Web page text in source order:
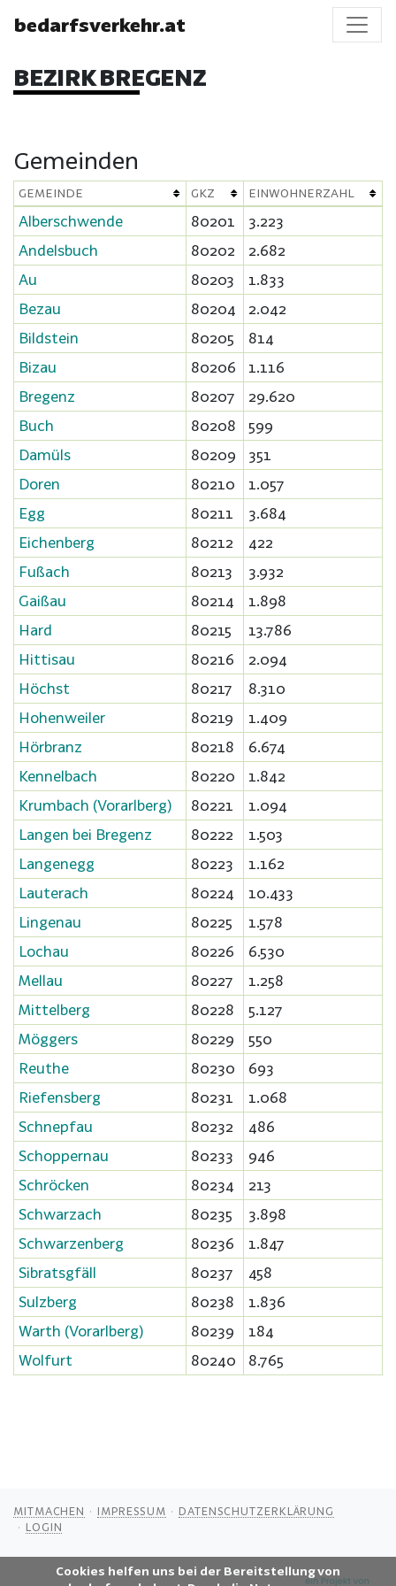
Cookies helfen uns bei der Bereitstellung von
bedarfsverkehr.at
BEZIRK BREGENZ
Gemeinden
GEMEINDE GKZ EINWOHNERZAHL
Alberschwende 80201
3.223
Andelsbuch
80202
2.682
Au
80203
1.833
Bezau
80204
2.042
Bildstein
80205
814
Bizau
80206
1.116
Bregenz
80207
29.620
Buch
80208
599
Damüls
80209
351
Doren
80210
1.057
Egg
80211
3.684
Eichenberg
80212
422
Fußach
80213
3.932
Gaißau
80214
1.898
Hard
80215
13.786
Hittisau
80216
2.094
Höchst
80217
8.310
Hohenweiler
80219
1.409
Hörbranz
80218
6.674
Kennelbach
80220
1.842
Krumbach (Vorarlberg)
80221
1.094
Langen bei Bregenz
80222
1.503
Langenegg
80223
1.162
Lauterach
80224
10.433
Lingenau
80225
1.578
Lochau
80226
6.530
Mellau
80227
1.258
Mittelberg
80228
5.127
Möggers
80229
550
Reuthe
80230
693
Riefensberg
80231
1.068
Schnepfau
80232
486
Schoppernau
80233
946
Schröcken
80234
213
Schwarzach
80235
3.898
Schwarzenberg
80236
1.847
Sibratsgfäll
80237
458
Sulzberg
80238
1.836
Warth (Vorarlberg)
80239
184
Wolfurt
80240 8.765
MITMACHEN IMPRESSUM
DATENSCHUTZERKLÄRUNG
LOGIN